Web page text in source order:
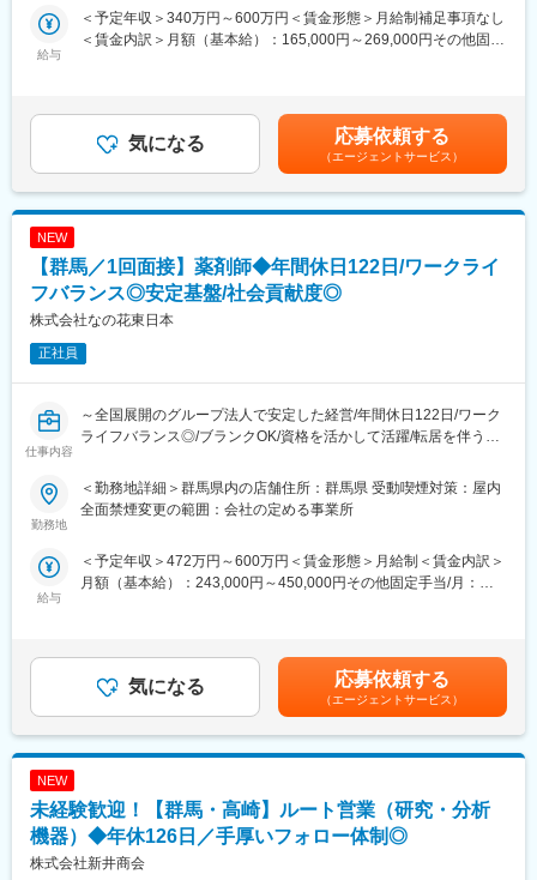
能です。
加えて、人材教育や品質管理といった後方支援の仕事へのキャリ
【同社の魅力ポイント】
■国内唯一の滅菌装置の専門メーカーとして長年の実績があり、大
型の高圧蒸気滅菌装置では国内シェア約30％を誇ります。
■高度な製造技術をベースに最新の技術を取り入れた装置を次々に
えています。
変更の範囲：会社の定める業務
やお問い合わせのあった法人様が中心です。
入社後は専任トレーナーがつき、商品知識・説明トーク・商談の
【求人ポイント◎】
■未経験の方も歓迎です。異業種・営業未経験から入社された方も
■固定給に加え、販売実績に応じたインセンティブ制度がありま
す。
全体平均で年間約50万円の支給実績があり、成果に応じてさらに
はありますが意向に沿います。)
■入社を決めた理由
（1）社会貢献できる・お客様に喜んで頂ける
■働いてみて感じた魅力
（1）人間関係が良い、先輩が親切
【企業紹介WEBページ】
■会社概要
https://www.youtube.com/watch?v=Ge4KiEjNYaM
変更の範囲：会社の定める業務
給与
＜予定年収＞340万円～600万円＜賃金形態＞月給制補足事項なし
＜賃金内訳＞月額（基本給）：165,000円～269,000円その他固定
＞有＜残業手当＞有＜給与補足＞■固定給に加え、販売実績に応じ
たインセンティブ制度があります。■昇給年１回■賞与：年2回（7
月・12月）基本給の3ヶ月分程度を想定賃金はあくまでも目安の
金額であり、選考を通じて上下する可能性があります。月給(月額)
は固定手当を含めた表記です。
気になる 応募依頼する
（エージェントサービス）
NEW
【群馬／1回面接】薬剤師◆年間休日122日/ワークライ
フバランス◎安定基盤/社会貢献度◎
株式会社なの花東日本
正社員
仕事内容
～全国展開のグループ法人で安定した経営/年間休日122日/ワーク
ライフバランス◎/ブランクOK/資格を活かして活躍/転居を伴う異
■職務内容
薬指導等を行っていただきます。
1人1台iPadを配布し、薬歴を管理しております。
■研修制度
中途入社向け研修（理念、接遇、リスクマネジメント）、フォロ
ーアップ研修（2～3年目薬剤師）、新人教育共通プログラム（慢
性腎臓病、糖尿病）、管理薬剤師研修（マネジメント、財務な
ど）、ブロック長研修（成長戦略、営業力）、接遇研修、病院研
討会、シンポジウム開催
■働き方
・年間休日122日、残業少ない（平均残業12時間程度、繁忙期：
勤務地
＜勤務地詳細＞群馬県内の店舗住所：群馬県 受動喫煙対策：屋内
全面禁煙変更の範囲：会社の定める事業所
給与
＜予定年収＞472万円～600万円＜賃金形態＞月給制＜賃金内訳＞
月額（基本給）：243,000円～450,000円その他固定手当/月：
薬剤師手当 50000円/月 地域手当 40000円/月賃金はあくまで
も目安の金額であり、選考を通じて上下する可能性があります。
月給(月額)は固定手当を含めた表記です。
気になる 応募依頼する
（エージェントサービス）
NEW
未経験歓迎！【群馬・高崎】ルート営業（研究・分析
機器）◆年休126日／手厚いフォロー体制◎
株式会社新井商会